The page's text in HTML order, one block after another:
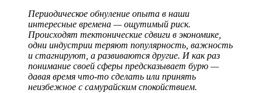
Периодическое обнуление опыта в наши
интересные времена — ощутимый риск.
Происходят тектонические сдвиги в экономике,
одни индустрии теряют популярность, важность
и стагнируют, а развиваются другие. И как раз
понимание своей сферы предсказывает бурю —
давая время что-то сделать или принять
неизбежное с самурайским спокойствием.